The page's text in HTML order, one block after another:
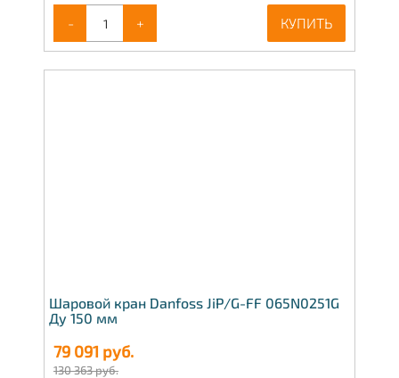
- + КУПИТЬ
Шаровой кран Danfoss JiP/G-FF 065N0251G
Ду 150 мм
79 091 руб.
130 363 руб.